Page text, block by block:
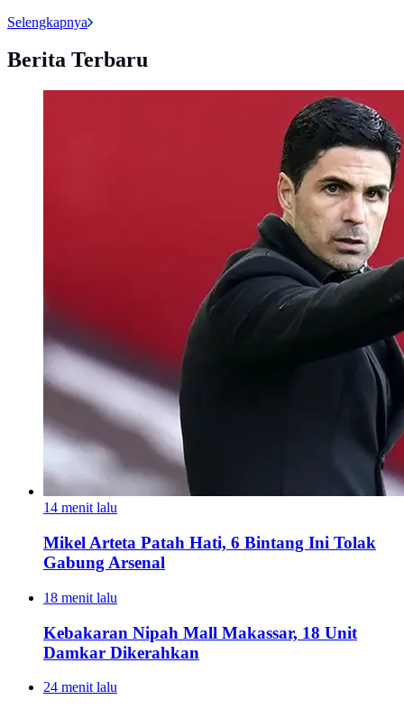
Selengkapnya
Berita Terbaru
14 menit lalu
Mikel Arteta Patah Hati, 6 Bintang Ini Tolak
Gabung Arsenal
18 menit lalu
Kebakaran Nipah Mall Makassar, 18 Unit
Damkar Dikerahkan
24 menit lalu